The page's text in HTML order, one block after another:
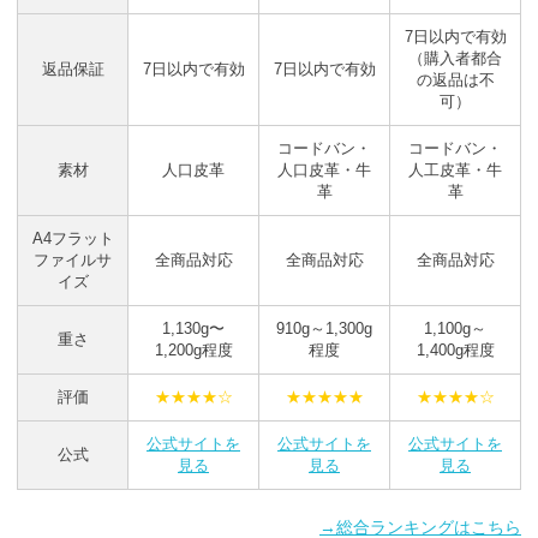
返品保証 7日以内で有効 7日以内で有効
7日以内で有効
（購入者都合
の返品は不
可）
素材 人口皮革
コードバン・
人口皮革・牛
革
コードバン・
人工皮革・牛
革
A4フラット
ファイルサ
イズ
全商品対応 全商品対応 全商品対応
重さ
1,130g〜
1,200g程度
910g～1,300g
程度
1,100g～
1,400g程度
評価 ★★★★☆ ★★★★★ ★★★★☆
公式
公式サイトを
見る
公式サイトを
見る
公式サイトを
見る
→総合ランキングはこちら